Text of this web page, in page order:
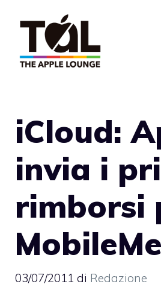
contenuto
iCloud:
invia i
rimborsi
MobileMe
03/07/2011 di Redazione